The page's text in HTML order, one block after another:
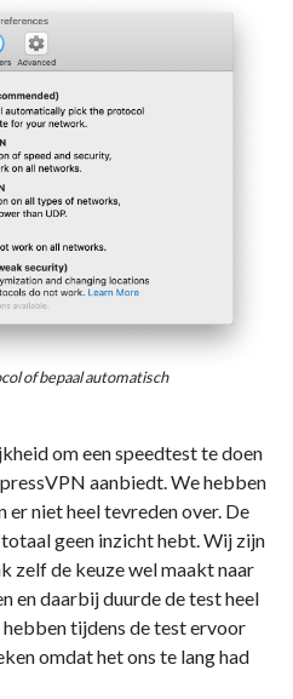
of bepaal automatisch
om een speedtest te doen
aanbiedt. We hebben
niet heel tevreden over. De
geen inzicht hebt. Wij zijn
zelf de keuze wel maakt naar
en daarbij duurde de test heel
tijdens de test ervoor
omdat het ons te lang had